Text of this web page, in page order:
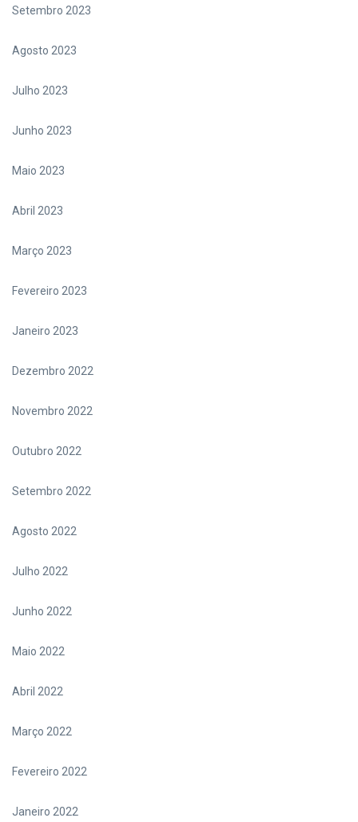
Setembro 2023
Agosto 2023
Julho 2023
Junho 2023
Maio 2023
Abril 2023
Março 2023
Fevereiro 2023
Janeiro 2023
Dezembro 2022
Novembro 2022
Outubro 2022
Setembro 2022
Agosto 2022
Julho 2022
Junho 2022
Maio 2022
Abril 2022
Março 2022
Fevereiro 2022
Janeiro 2022